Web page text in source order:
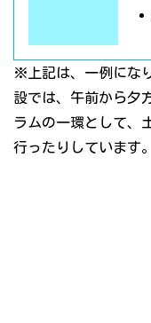
※上記は、一例にな
設では、午前から夕
ラムの一環として、
行ったりしています。